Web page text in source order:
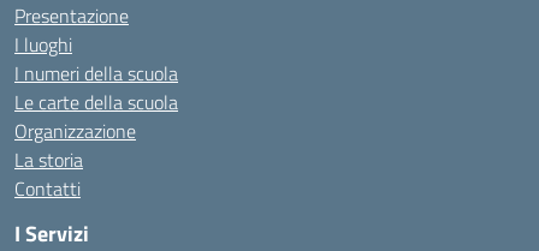
Presentazione
I luoghi
I numeri della scuola
Le carte della scuola
Organizzazione
La storia
Contatti
I Servizi